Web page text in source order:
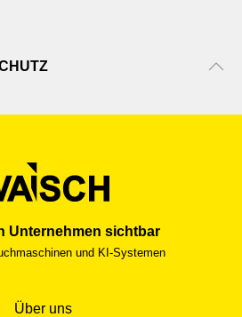
Unternehmen sichtbar
und KI-Systemen
Über uns